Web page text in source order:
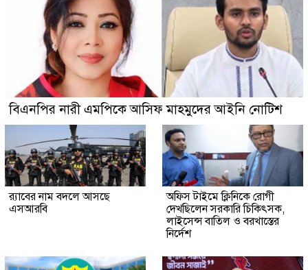
বিএনপির নারী এমপিকে আসিফ মাহমুদের আইনি নোটিশ
র‍্যাবের নাম বদলে আসছে
এসআরবি
অফিস টাইমে ক্লিনিকে রোগী
দেখছিলেন সরকারি চিকিৎসক,
লাইসেন্স বাতিল ও বরখাস্তের
নির্দেশ